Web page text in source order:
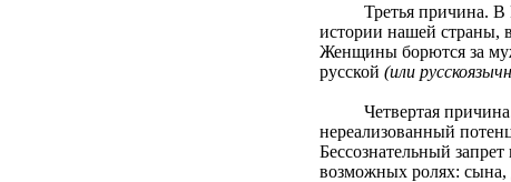
Третья причина. В
истории нашей страны,
Женщины борются за
русской (или
Четвертая причина.
нереализованный
Бессознательный
возможных ролях: сына,